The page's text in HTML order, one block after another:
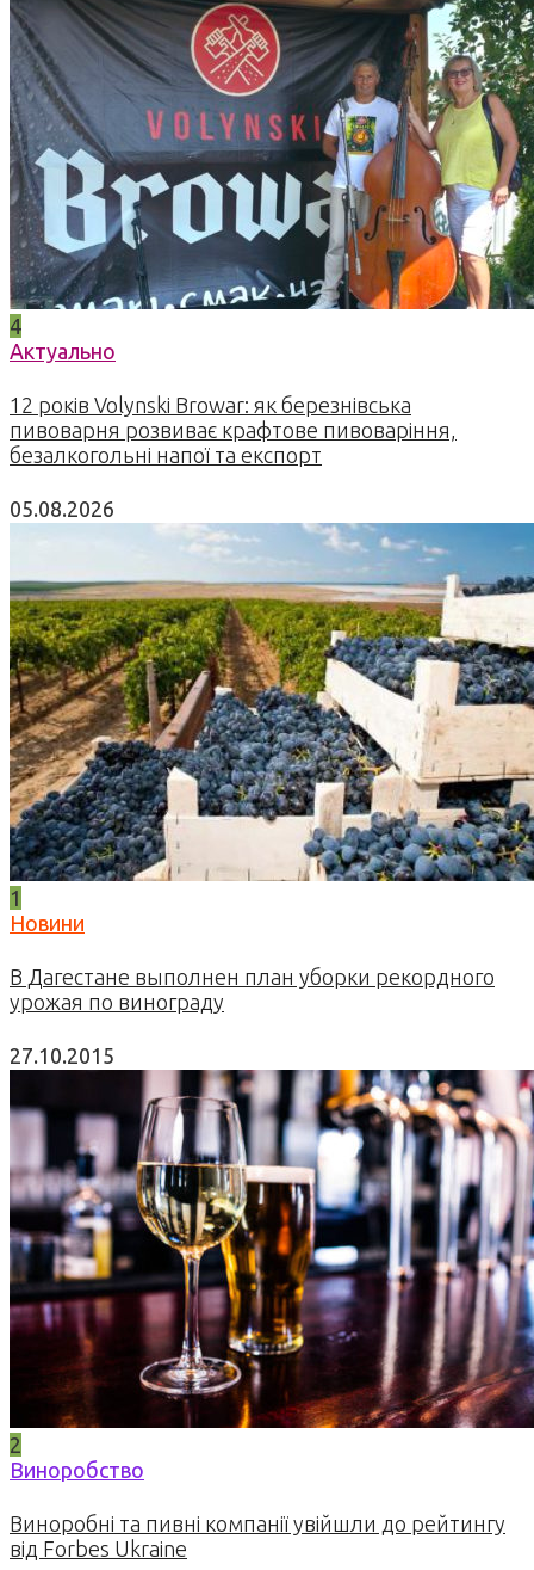
4
Актуально
12 років Volynski Browar: як березнівська
пивоварня розвиває крафтове пивоваріння,
безалкогольні напої та експорт
05.08.2026
1
Новини
В Дагестане выполнен план уборки рекордного
урожая по винограду
27.10.2015
2
Виноробство
Виноробні та пивні компанії увійшли до рейтингу
від Forbes Ukraine